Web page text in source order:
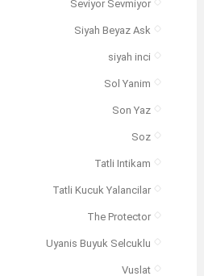
Seviyor Sevmiyor
Siyah Beyaz Ask
siyah inci
Sol Yanim
Son Yaz
Soz
Tatli Intikam
Tatli Kucuk Yalancilar
The Protector
Uyanis Buyuk Selcuklu
Vuslat